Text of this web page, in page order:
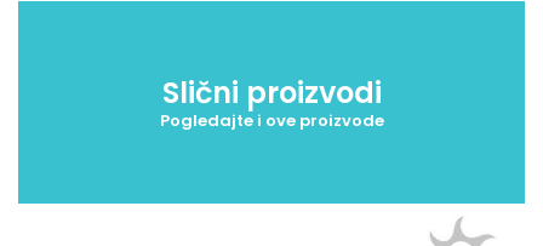
Slični proizvodi
Pogledajte i ove proizvode